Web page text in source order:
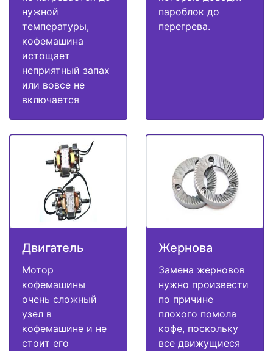
нужной
температуры,
кофемашина
истощает
неприятный запах
или вовсе не
включается
пароблок до
перегрева.
Двигатель
Мотор
кофемашины
очень сложный
узел в
кофемашине и не
стоит его
Жернова
Замена жерновов
нужно произвести
по причине
плохого помола
кофе, поскольку
все движущиеся